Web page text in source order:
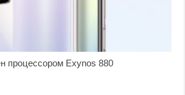
процессором Exynos 880